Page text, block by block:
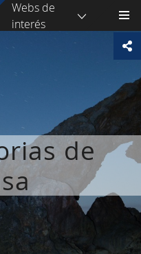
Webs de
interés
de